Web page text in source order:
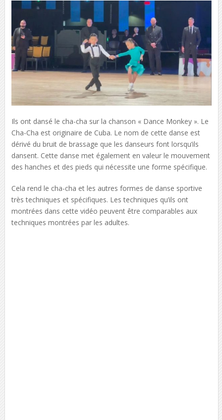
Ils ont dansé le cha-cha sur la chanson « Dance Monkey ». Le
Cha-Cha est originaire de Cuba. Le nom de cette danse est
dérivé du bruit de brassage que les danseurs font lorsqu’ils
dansent. Cette danse met également en valeur le mouvement
des hanches et des pieds qui nécessite une forme spécifique.
Cela rend le cha-cha et les autres formes de danse sportive
très techniques et spécifiques. Les techniques qu’ils ont
montrées dans cette vidéo peuvent être comparables aux
techniques montrées par les adultes.